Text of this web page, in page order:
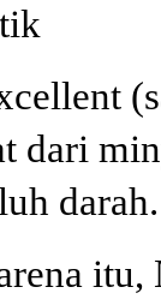
dari
darah.
itu,